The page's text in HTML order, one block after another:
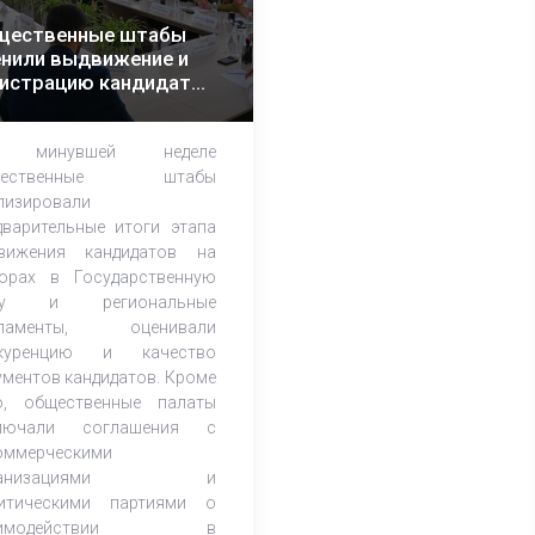
штабы
выдвижение и
кандидатов
минувшей неделе
штабы
итоги этапа
кандидатов на
в Государственную
и региональные
оценивали
и качество
кандидатов. Кроме
общественные палаты
соглашения с
и
партиями о
в